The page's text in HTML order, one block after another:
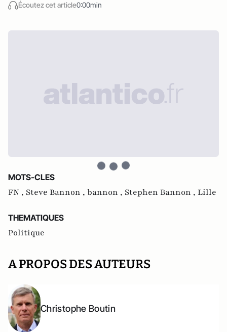
Écoutez cet article0:00min
MOTS-CLES
FN , Steve Bannon , bannon , Stephen Bannon , Lille
THEMATIQUES
Politique
A PROPOS DES AUTEURS
Christophe Boutin